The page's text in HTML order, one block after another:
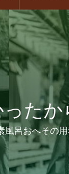
た
風呂おへその